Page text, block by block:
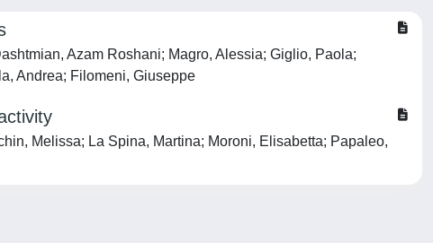
Azam Roshani; Magro, Alessia; Giglio, Paola;
Andrea; Filomeni, Giuseppe
Melissa; La Spina, Martina; Moroni, Elisabetta; Papaleo,